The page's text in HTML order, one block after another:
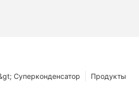
Продукты
Суперконденсатор